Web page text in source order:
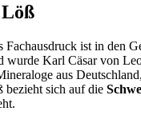
Fachausdruck ist in den
wurde Karl Cäsar von
aus
bezieht sich auf die